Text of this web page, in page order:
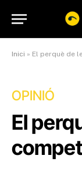
Inici » El perquè de
OPINIÓ
El